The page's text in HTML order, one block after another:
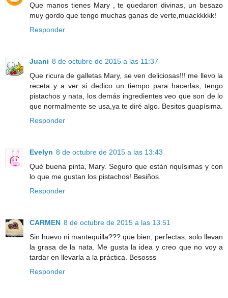
Que manos tienes Mary , te quedaron divinas, un besazo
muy gordo que tengo muchas ganas de verte,muackkkkk!
Responder
Juani 8 de octubre de 2015 a las 11:37
Que ricura de galletas Mary, se ven deliciosas!!! me llevo la
receta y a ver si dedico un tiempo para hacerlas, tengo
pistachos y nata, los demás ingredientes veo que son de lo
que normalmente se usa,ya te diré algo. Besitos guapísima.
Responder
Evelyn 8 de octubre de 2015 a las 13:43
Qué buena pinta, Mary. Seguro que están riquísimas y con
lo que me gustan los pistachos! Besiños.
Responder
CARMEN 8 de octubre de 2015 a las 13:51
Sin huevo ni mantequilla??? que bien, perfectas, solo llevan
la grasa de la nata. Me gusta la idea y creo que no voy a
tardar en llevarla a la práctica. Besosss
Responder